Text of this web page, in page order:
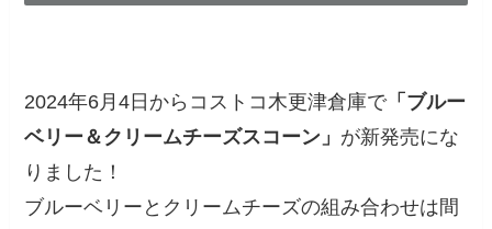
2024年6月4日からコストコ木更津倉庫で「ブルー
ベリー＆クリームチーズスコーン」 が新発売にな
りました！
ブルーベリーとクリームチーズの組み合わせは間